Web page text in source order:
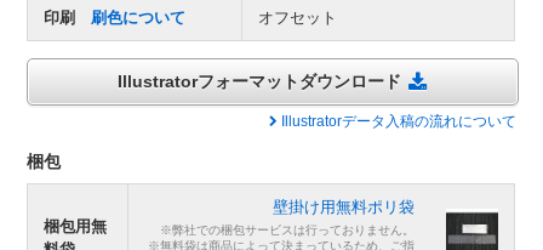
印刷 刷色について オフセット
Illustratorフォーマットダウンロード
Illustratorデータ入稿の流れについて
梱包
梱包用無
壁掛け用無料ポリ袋
※弊社での梱包サービスは行っておりません。
※無料袋は商品によって決まっているため、ご指